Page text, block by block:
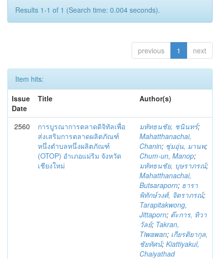
Results 1-1 of 1 (Search time: 0.004 seconds).
previous 1 next
Item hits:
Issue
Date
Title Author(s)
2560
การบูรณาการตลาดดิจิทัลเพื่อ
ส่งเสริมการตลาดผลิตภัณฑ์
หนึ่งตำบลหนึ่งผลิตภัณฑ์
(OTOP) อำเภอแม่ริม จังหวัด
เชียงใหม่
มหัทธนชัย, ชนินทร์;
Mahatthanachai,
Chanin; ชุ่มอุ่น, มานพ;
Chum-un, Manop;
มหัทธนชัย, บุษราภรณ์;
Mahatthanachai,
Butsaraporn; ธารา
พิทักษ์วงศ์, จิตราภรณ์;
Tarapitakwong,
Jittaporn; ต๊ะการ, ทิวา
วัลย์; Takran,
Tiwawan; เกียรติยากุล,
ชัยทัศน์; Kiattiyakul,
Chaiyathad